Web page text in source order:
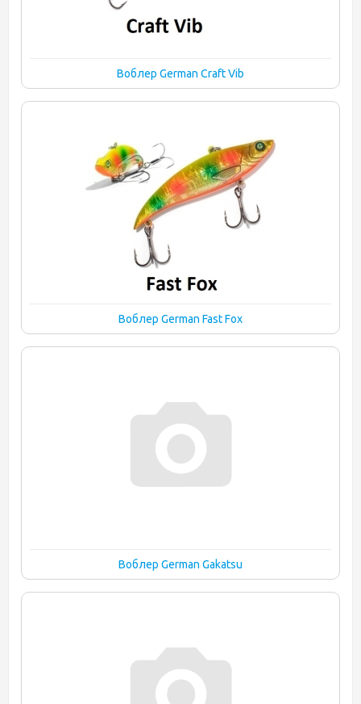
Воблер German Craft Vib
Воблер German Fast Fox
Воблер German Gakatsu